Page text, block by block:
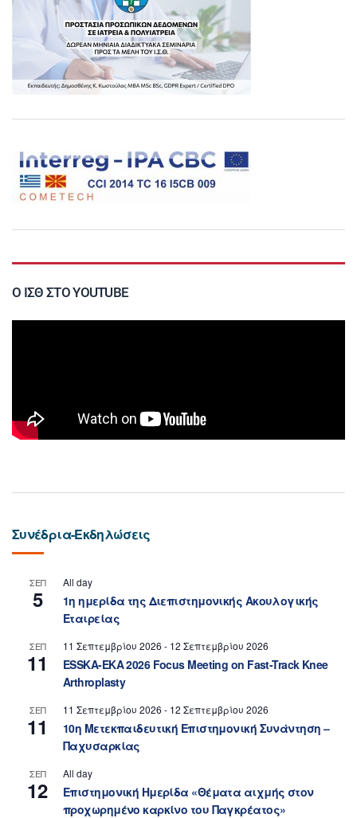
Ο ΙΣΘ ΣΤΟ YOUTUBE
Συνέδρια-Εκδηλώσεις
ΣΕΠ
5
All day
1η ημερίδα της Διεπιστημονικής Ακουλογικής
Εταιρείας
ΣΕΠ
11
11 Σεπτεμβρίου 2026 - 12 Σεπτεμβρίου 2026
ESSKA-EKA 2026 Focus Meeting on Fast-Track Knee
Arthroplasty
ΣΕΠ
11
11 Σεπτεμβρίου 2026 - 12 Σεπτεμβρίου 2026
10η Μετεκπαιδευτική Επιστημονική Συνάντηση –
Παχυσαρκίας
ΣΕΠ
12
All day
Επιστημονική Ημερίδα «Θέματα αιχμής στον
προχωρημένο καρκίνο του Παγκρέατος»